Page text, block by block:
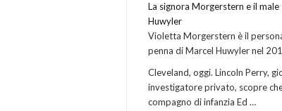
La signora Morgerstern e il male
Huwyler
Violetta Morgerstern è il
penna di Marcel Huwyler nel
Cleveland, oggi. Lincoln Perry,
investigatore privato, scopre
compagno di infanzia Ed …